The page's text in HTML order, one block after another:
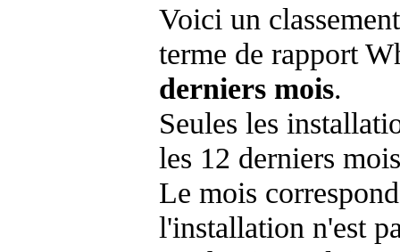
Voici un
terme de rapport
derniers mois.
Seules les
les 12 derniers
Le mois
l'installation n'est